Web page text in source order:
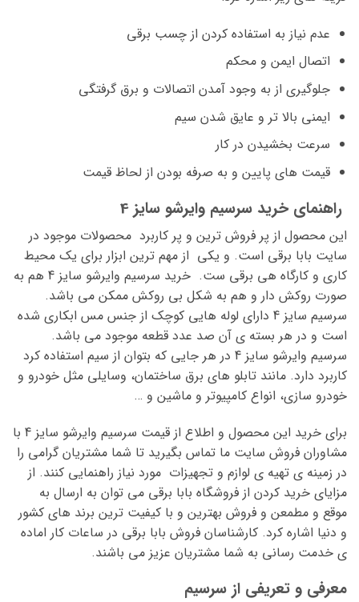
عدم نیاز به استفاده کردن از چسب برقی
اتصال ایمن و محکم
جلوگیری از به وجود آمدن اتصالات و برق گرفتگی
ایمنی بالا تر و عایق شدن سیم
سرعت بخشیدن در کار
قیمت های پایین و به صرفه بودن از لحاظ قیمت
راهنمای خرید سرسیم وایرشو سایز 4
این محصول از پر فروش ترین و پر کاربرد محصولات موجود در
سایت بابا برقی است. و یکی از مهم ترین ابزار برای یک محیط
کاری و کارگاه هی برقی ست. خرید سرسیم وایرشو سایز 4 هم به
صورت روکش دار و هم به شکل بی روکش ممکن می باشد.
سرسیم سایز 4 دارای لوله هایی کوچک از جنس مس ابکاری شده
است و در هر بسته ی آن صد عدد قطعه موجود می باشد.
سرسیم وایرشو سایز 4 در هر جایی که بتوان از سیم استفاده کرد
کاربرد دارد. مانند تابلو های برق ساختمان، وسایلی مثل خودرو و
خودرو سازی، انواع کامپیوتر و ماشین و …
برای خرید این محصول و اطلاع از قیمت سرسیم وایرشو سایز 4 با
مشاوران فروش سایت ما تماس بگیرید تا شما مشتریان گرامی را
در زمینه ی تهیه ی لوازم و تجهیزات مورد نیاز راهنمایی کنند. از
مزایای خرید کردن از فروشگاه بابا برقی می توان به ارسال به
موقع و مطمعن و فروش بهترین و با کیفیت ترین برند های کشور
و دنیا اشاره کرد. کارشناسان فروش بابا برقی در ساعات کار اماده
ی خدمت رسانی به شما مشتریان عزیز می باشند.
معرفی و تعریفی از سرسیم